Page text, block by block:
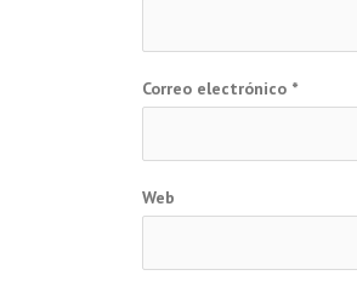
Correo electrónico *
Web